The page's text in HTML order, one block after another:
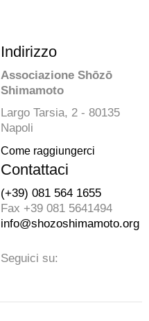
Indirizzo
Associazione Shōzō
Shimamoto
Largo Tarsia, 2 - 80135
Napoli
Come raggiungerci
Contattaci
(+39) 081 564 1655
Fax +39 081 5641494
info@shozoshimamoto.org
Seguici su: